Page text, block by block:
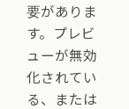
要がありま
す。プレビ
ューが無効
化されてい
る、または